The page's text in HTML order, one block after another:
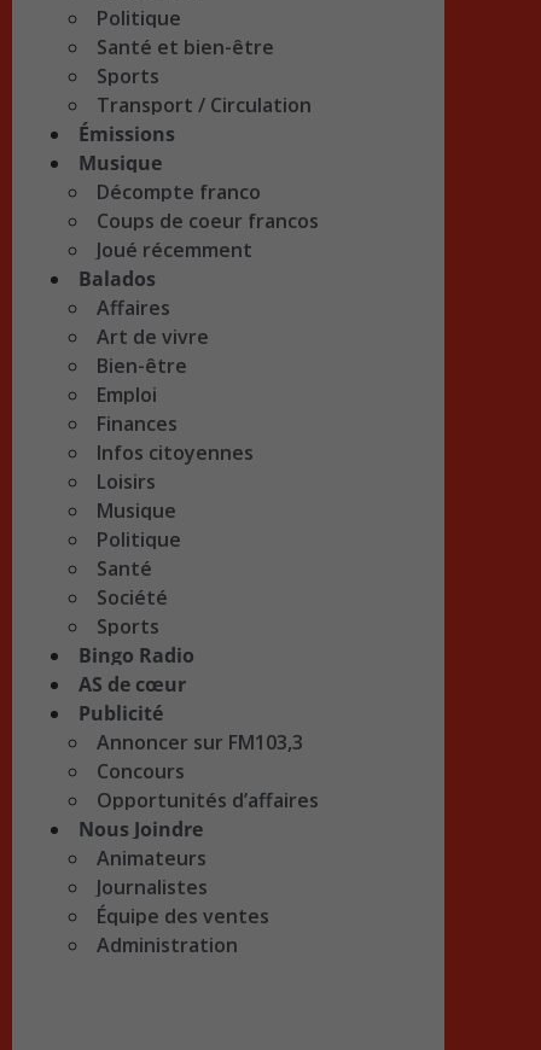
Politique
Santé et bien-être
Sports
Transport / Circulation
Émissions
Musique
Décompte franco
Coups de coeur francos
Joué récemment
Balados
Affaires
Art de vivre
Bien-être
Emploi
Finances
Infos citoyennes
Loisirs
Musique
Politique
Santé
Société
Sports
Bingo Radio
AS de cœur
Publicité
Annoncer sur FM103,3
Concours
Opportunités d’affaires
Nous Joindre
Animateurs
Journalistes
Équipe des ventes
Administration